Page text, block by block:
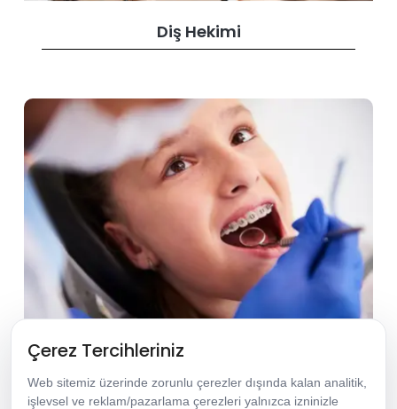
Diş Hekimi
Ortodonti
Çerez Tercihleriniz
Web sitemiz üzerinde zorunlu çerezler dışında kalan analitik,
işlevsel ve reklam/pazarlama çerezleri yalnızca izninizle